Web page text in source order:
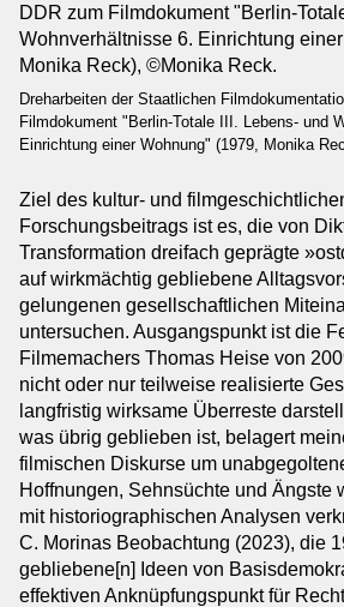
Einblicke
Gastprofessur
Mitarbeiter
Institutionen
Kontakt
Ansprechpersonen
Impressum
Anmeldung Newsletter
Datenschutz
Barrierefreiheitserklärung
Dreharbeiten der Staatlichen
Filmdokument "Berlin-Totale III. Lebens- und
Einrichtung einer Wohnung" (1979, Monika
Ziel des kultur- und
Forschungsbeitrags ist es, die von
Transformation dreifach geprägte
auf wirkmächtig gebliebene
gelungenen gesellschaftlichen
untersuchen. Ausgangspunkt ist die
Filmemachers Thomas Heise von
nicht oder nur teilweise realisierte
langfristig wirksame Überreste
was übrig geblieben ist, belagert
filmischen Diskurse um
Hoffnungen, Sehnsüchte und Ängste
mit historiographischen Analysen
C. Morinas Beobachtung (2023), die
gebliebene[n] Ideen von
effektiven Anknüpfungspunkt für